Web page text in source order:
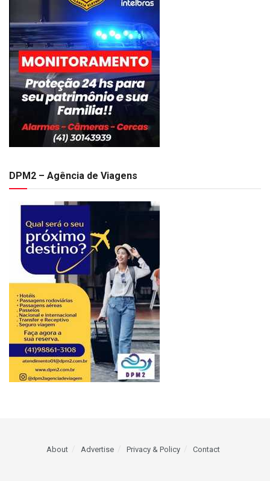
DPM2 – Agência de Viagens
About Advertise Privacy & Policy Contact